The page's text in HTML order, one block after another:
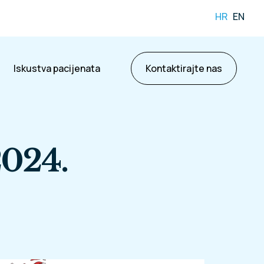
HR EN
Iskustva pacijenata Kontaktirajte nas